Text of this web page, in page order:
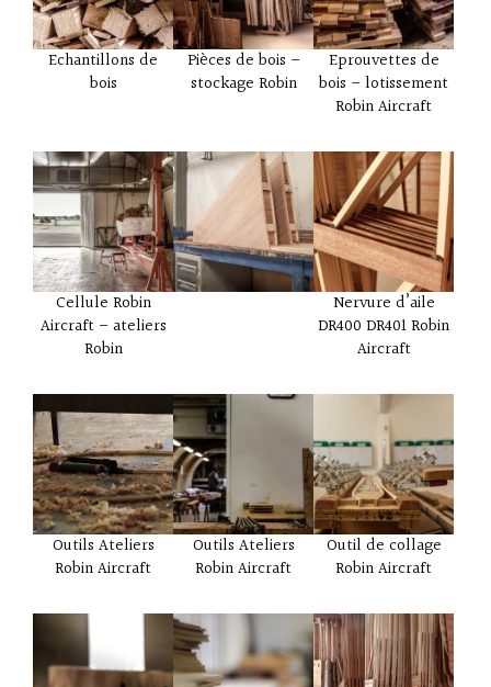
Echantillons de
bois
Pièces de bois –
stockage Robin
Eprouvettes de
bois – lotissement
Robin Aircraft
Cellule Robin
Aircraft – ateliers
Robin
Nervure d’aile
DR400 DR401 Robin
Aircraft
Outils Ateliers
Robin Aircraft
Outils Ateliers
Robin Aircraft
Outil de collage
Robin Aircraft